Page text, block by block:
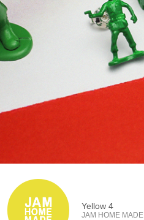
Yellow 4
JAM HOME MADE